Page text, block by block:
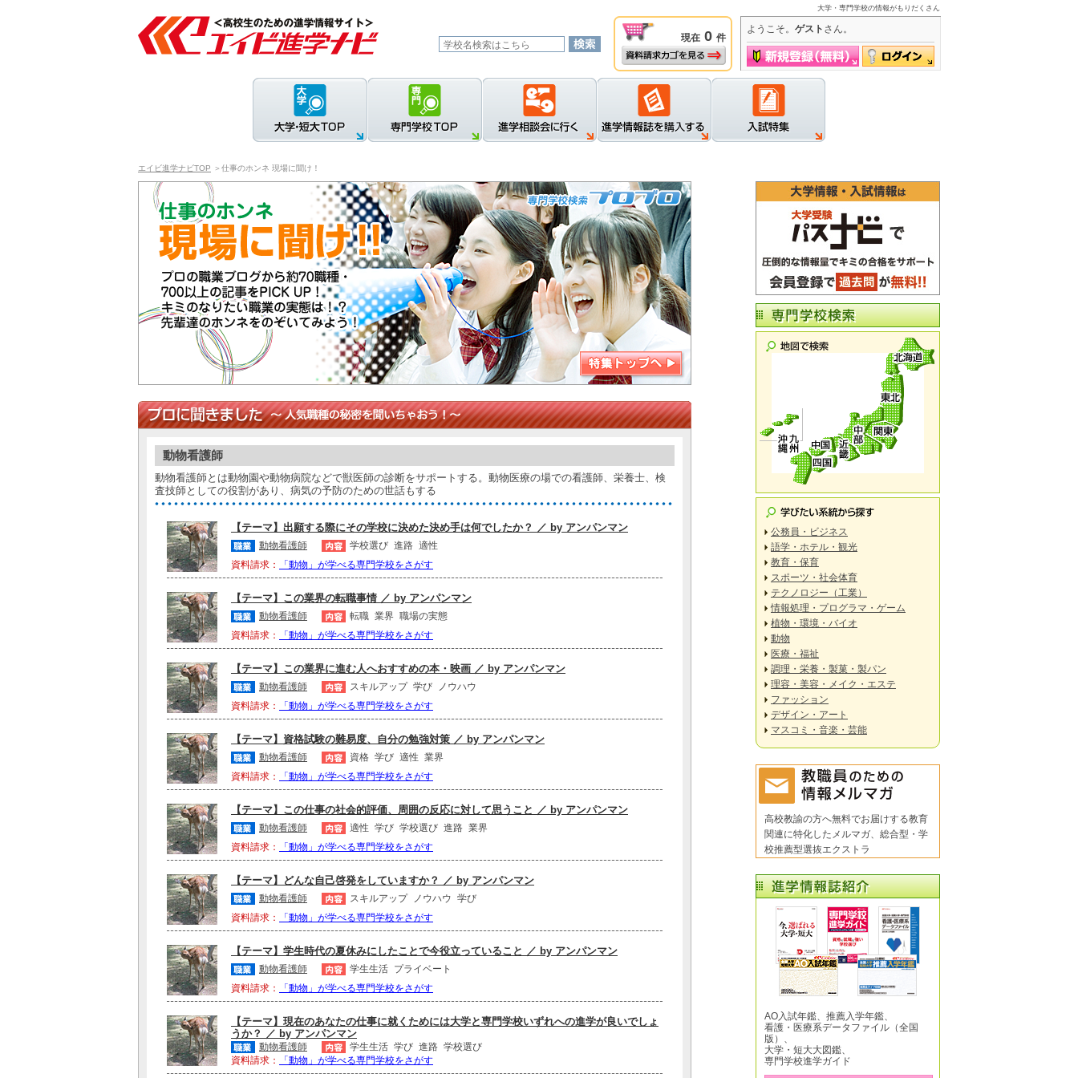
大学・専門学校の情報がもりだくさん
現在 0 件
資料請求カゴを見る
新規登録 ログイン
ようこそ。 ゲスト さん。
エイビ進学ナビTOP ＞仕事のホンネ 現場に聞け！
動物看護師
動物看護師とは動物園や動物病院などで獣医師の診断をサポートする。動物医療の場での看護師、栄養士、検
査技師としての役割があり、病気の予防のための世話もする
【テーマ】出願する際にその学校に決めた決め手は何でしたか？ ／ by アンパンマン
動物看護師 学校選び 進路 適性
資料請求：
「動物」が学べる専門学校をさがす
【テーマ】この業界の転職事情 ／ by アンパンマン
動物看護師 転職 業界 職場の実態
資料請求：
「動物」が学べる専門学校をさがす
【テーマ】この業界に進む人へおすすめの本・映画 ／ by アンパンマン
動物看護師 スキルアップ 学び
ノウハウ
資料請求：
「動物」が学べる専門学校をさがす
【テーマ】資格試験の難易度、自分の勉強対策 ／ by アンパンマン
動物看護師 資格 学び 適性 業界
資料請求：
「動物」が学べる専門学校をさがす
【テーマ】この仕事の社会的評価、周囲の反応に対して思うこと ／ by アンパンマン
動物看護師 適性 学び 学校選び 進路 業界
資料請求：
「動物」が学べる専門学校をさがす
【テーマ】どんな自己啓発をしていますか？ ／ by アンパンマン
動物看護師 スキルアップ ノウハウ 学び
資料請求：
「動物」が学べる専門学校をさがす
【テーマ】学生時代の夏休みにしたことで今役立っていること ／ by アンパンマン
動物看護師 学生生活 プライベート
資料請求：
「動物」が学べる専門学校をさがす
【テーマ】現在のあなたの仕事に就くためには大学と専門学校いずれへの進学が良いでしょ
うか？ ／ by アンパンマン
動物看護師 学生生活 学び 進路 学校選び
資料請求：
「動物」が学べる専門学校をさがす
公務員・ビジネス
語学・ホテル・観光
教育・保育
スポーツ・社会体育
テクノロジー（工業）
情報処理・プログラマ・ゲーム
植物・環境・バイオ
動物
医療・福祉
調理・栄養・製菓・製パン
理容・美容・メイク・エステ
ファッション
デザイン・アート
マスコミ・音楽・芸能
高校教諭の方へ無料でお届けする教育
関連に特化したメルマガ、総合型・学
校推薦型選抜エクストラ
AO入試年鑑、推薦入学年鑑、
看護・医療系データファイル（全国
版）、
大学・短大大図鑑、
専門学校進学ガイド